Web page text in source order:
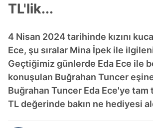
TL'lik...
4 Nisan 2024 tarihinde kızını
Ece, şu sıralar Mina İpek ile
Geçtiğimiz günlerde Eda Ece ile
konuşulan Buğrahan Tuncer
Buğrahan Tuncer Eda Ece'ye tam
TL değerinde bakın ne hediyesi